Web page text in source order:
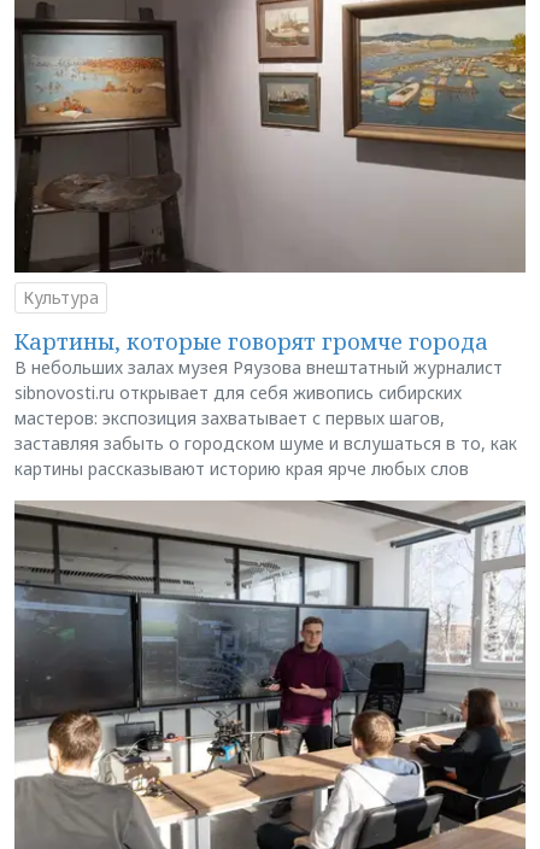
Культура
Картины, которые говорят громче города
В небольших залах музея Ряузова внештатный журналист
sibnovosti.ru открывает для себя живопись сибирских
мастеров: экспозиция захватывает с первых шагов,
заставляя забыть о городском шуме и вслушаться в то, как
картины рассказывают историю края ярче любых слов